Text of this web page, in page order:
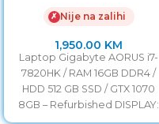
GTX 1070 8GB
✗ Nije na zalihi
1,950.00 KM
Laptop Gigabyte AORUS i7-
7820HK / RAM 16GB DDR4 /
HDD 512 GB SSD / GTX 1070
8GB – Refurbished DISPLAY: